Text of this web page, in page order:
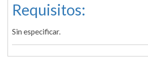
Requisitos:
Sin especificar.